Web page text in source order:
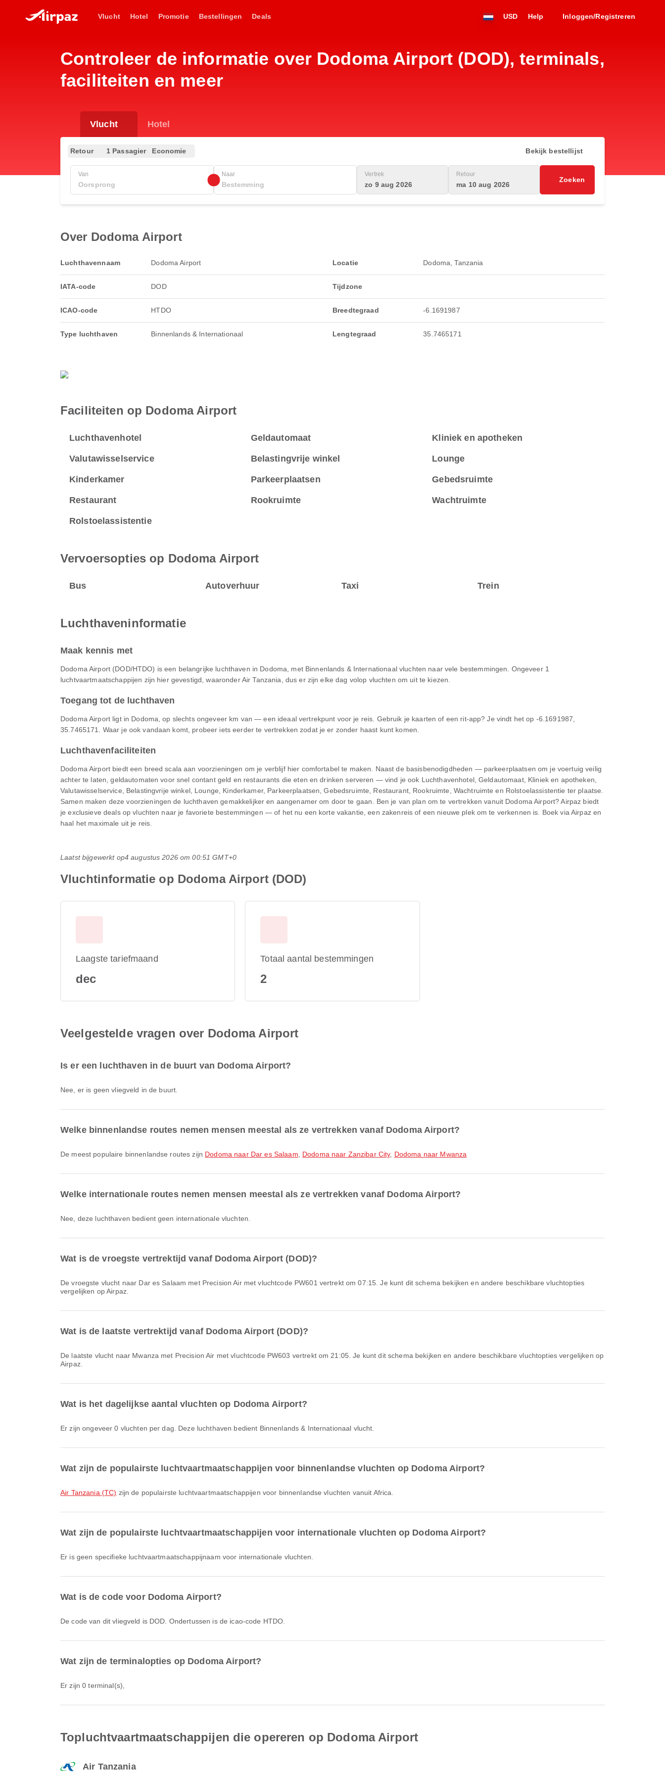
Vlucht Hotel Promotie Bestellingen Deals USD Help Inloggen/Registreren
Controleer de informatie over Dodoma Airport (DOD), terminals,
faciliteiten en meer
Vlucht Hotel
Retour 1 Passagier Economie Bekijk bestellijst
Van Naar Vertrek
zo 9 aug 2026
Retour
ma 10 aug 2026
Zoeken
Over Dodoma Airport
Luchthavennaam Dodoma Airport
IATA-code DOD
ICAO-code HTDO
Type luchthaven Binnenlands & Internationaal
Locatie Dodoma, Tanzania
Tijdzone
Breedtegraad -6.1691987
Lengtegraad 35.7465171
Faciliteiten op Dodoma Airport
Luchthavenhotel Geldautomaat Kliniek en apotheken
Valutawisselservice Belastingvrije winkel Lounge
Kinderkamer Parkeerplaatsen Gebedsruimte
Restaurant Rookruimte Wachtruimte
Rolstoelassistentie
Vervoersopties op Dodoma Airport
Bus Autoverhuur Taxi Trein
Luchthaveninformatie
Maak kennis met
Dodoma Airport (DOD/HTDO) is een belangrijke luchthaven in Dodoma, met Binnenlands & Internationaal vluchten naar vele bestemmingen. Ongeveer 1
luchtvaartmaatschappijen zijn hier gevestigd, waaronder Air Tanzania, dus er zijn elke dag volop vluchten om uit te kiezen.
Toegang tot de luchthaven
Dodoma Airport ligt in Dodoma, op slechts ongeveer km van — een ideaal vertrekpunt voor je reis. Gebruik je kaarten of een rit-app? Je vindt het op -6.1691987,
35.7465171. Waar je ook vandaan komt, probeer iets eerder te vertrekken zodat je er zonder haast kunt komen.
Luchthavenfaciliteiten
Dodoma Airport biedt een breed scala aan voorzieningen om je verblijf hier comfortabel te maken. Naast de basisbenodigdheden — parkeerplaatsen om je voertuig veilig
achter te laten, geldautomaten voor snel contant geld en restaurants die eten en drinken serveren — vind je ook Luchthavenhotel, Geldautomaat, Kliniek en apotheken,
Valutawisselservice, Belastingvrije winkel, Lounge, Kinderkamer, Parkeerplaatsen, Gebedsruimte, Restaurant, Rookruimte, Wachtruimte en Rolstoelassistentie ter plaatse.
Samen maken deze voorzieningen de luchthaven gemakkelijker en aangenamer om door te gaan. Ben je van plan om te vertrekken vanuit Dodoma Airport? Airpaz biedt
je exclusieve deals op vluchten naar je favoriete bestemmingen — of het nu een korte vakantie, een zakenreis of een nieuwe plek om te verkennen is. Boek via Airpaz en
haal het maximale uit je reis.
Laatst bijgewerkt op4 augustus 2026 om 00:51 GMT+0
Vluchtinformatie op Dodoma Airport (DOD)
Laagste tariefmaand
dec
Totaal aantal bestemmingen
2
Veelgestelde vragen over Dodoma Airport
Is er een luchthaven in de buurt van Dodoma Airport?
Nee, er is geen vliegveld in de buurt.
Welke binnenlandse routes nemen mensen meestal als ze vertrekken vanaf Dodoma Airport?
De meest populaire binnenlandse routes zijn Dodoma naar Dar es Salaam Dodoma naar Zanzibar City, Dodoma naar Mwanza
Welke internationale routes nemen mensen meestal als ze vertrekken vanaf Dodoma Airport?
Nee, deze luchthaven bedient geen internationale vluchten.
Wat is de vroegste vertrektijd vanaf Dodoma Airport (DOD)?
De vroegste vlucht naar Dar es Salaam met Precision Air met vluchtcode PW601 vertrekt om 07:15. Je kunt dit schema bekijken en andere beschikbare vluchtopties
vergelijken op Airpaz.
Wat is de laatste vertrektijd vanaf Dodoma Airport (DOD)?
De laatste vlucht naar Mwanza met Precision Air met vluchtcode PW603 vertrekt om 21:05. Je kunt dit schema bekijken en andere beschikbare vluchtopties vergelijken op
Airpaz.
Wat is het dagelijkse aantal vluchten op Dodoma Airport?
Er zijn ongeveer 0 vluchten per dag. Deze luchthaven bedient Binnenlands & Internationaal vlucht.
Wat zijn de populairste luchtvaartmaatschappijen voor binnenlandse vluchten op Dodoma Airport?
Air Tanzania (TC) zijn de populairste luchtvaartmaatschappijen voor binnenlandse vluchten vanuit Africa.
Wat zijn de populairste luchtvaartmaatschappijen voor internationale vluchten op Dodoma Airport?
Er is geen specifieke luchtvaartmaatschappijnaam voor internationale vluchten.
Wat is de code voor Dodoma Airport?
De code van dit vliegveld is DOD. Ondertussen is de icao-code HTDO.
Wat zijn de terminalopties op Dodoma Airport?
Er zijn 0 terminal(s),
Topluchtvaartmaatschappijen die opereren op Dodoma Airport
Air Tanzania